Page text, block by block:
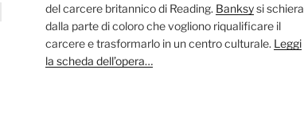
del carcere britannico di Reading. Banksysi schiera
dalla parte di coloro che vogliono riqualificare il
carcere e trasformarlo in un centro culturale. Leggi
la scheda dell’opera…